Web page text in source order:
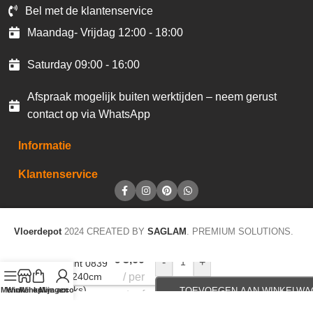
Bel met de klantenservice
Maandag- Vrijdag 12:00 - 18:00
Saturday 09:00 - 16:00
Afspraak mogelijk buiten werktijden – neem gerust
contact op via WhatsApp
Informatie
Klantenservice
Vloerdepot 2024 CREATED BY SAGLAM . PREMIUM SOLUTIONS.
Menu
Winkel op
Winkelwagen
Mijn account
Plakplint 0839
5x24x240cm
(40stuks)
€ 3,60
per
staaf
- +
TOEVOEGEN AAN